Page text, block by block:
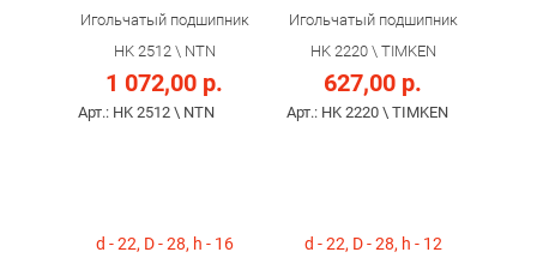
Игольчатый подшипник
HK 2512 \ NTN
1 072,00 р.
Арт.: HK 2512 \ NTN
Игольчатый подшипник
HK 2220 \ TIMKEN
627,00 р.
Арт.: HK 2220 \ TIMKEN
d - 22, D - 28, h - 16 d - 22, D - 28, h - 12